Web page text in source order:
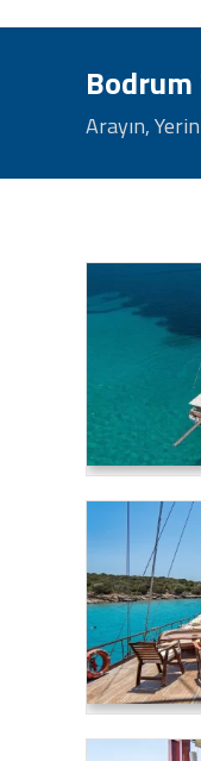
Bodrum
Arayın,